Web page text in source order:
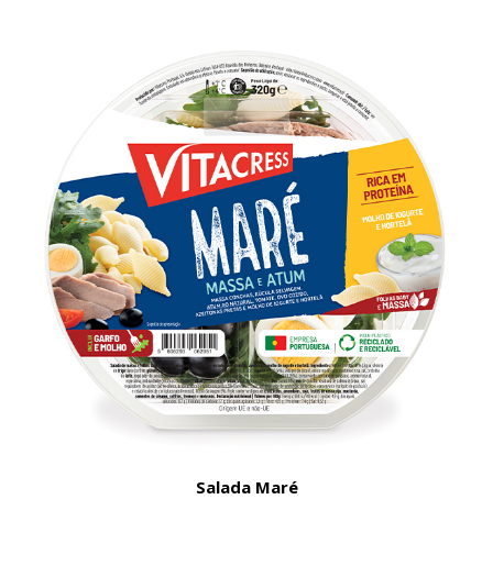
Salada Maré